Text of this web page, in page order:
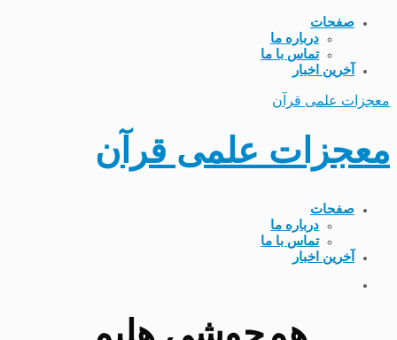
صفحات
درباره ما
تماس با ما
آخرین اخبار
معجزات علمی قرآن
معجزات علمی قرآن
صفحات
درباره ما
تماس با ما
آخرین اخبار